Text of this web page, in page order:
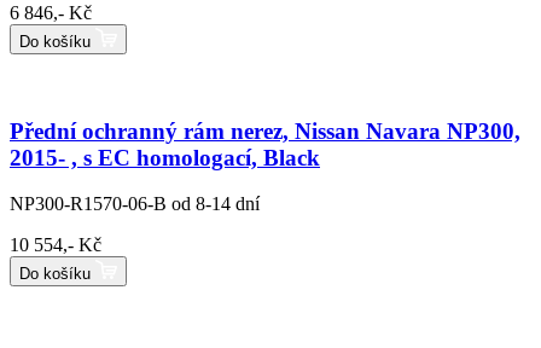
6 846,- Kč
Do košíku
Přední ochranný rám nerez, Nissan Navara NP300,
2015- , s EC homologací, Black
NP300-R1570-06-B od 8-14 dní
10 554,- Kč
Do košíku